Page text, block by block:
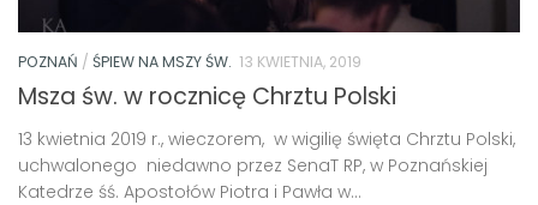
POZNAŃ / ŚPIEW NA MSZY ŚW. 13 KWIETNIA, 2019
Msza św. w rocznicę Chrztu Polski
13 kwietnia 2019 r., wieczorem, w wigilię święta Chrztu Polski,
uchwalonego niedawno przez SenaT RP, w Poznańskiej
Katedrze śś. Apostołów Piotra i Pawła w...